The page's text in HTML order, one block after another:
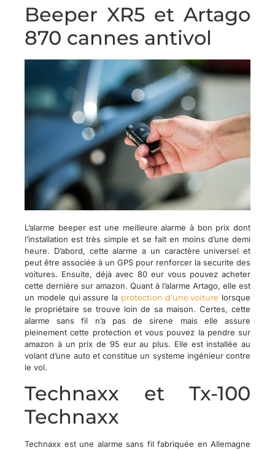
Beeper XR5 et Artago
870 cannes antivol
L’alarme beeper est une meilleure alarme à bon prix dont
l’installation est très simple et se fait en moins d’une demi
heure. D’abord, cette alarme a un caractère universel et
peut être associée à un GPS pour renforcer la securite des
voitures. Ensuite, déjà avec 80 eur vous pouvez acheter
cette dernière sur amazon. Quant à l’alarme Artago, elle est
un modele qui assure la protection d’une voiture lorsque
le propriétaire se trouve loin de sa maison. Certes, cette
alarme sans fil n’a pas de sirene mais elle assure
pleinement cette protection et vous pouvez la pendre sur
amazon à un prix de 95 eur au plus. Elle est installée au
volant d’une auto et constitue un systeme ingénieur contre
le vol.
Technaxx et Tx-100
Technaxx
Technaxx est une alarme sans fil fabriquée en Allemagne